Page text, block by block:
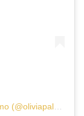
Una publicación compartida de Olivia Palermo (@oliviapalermo)